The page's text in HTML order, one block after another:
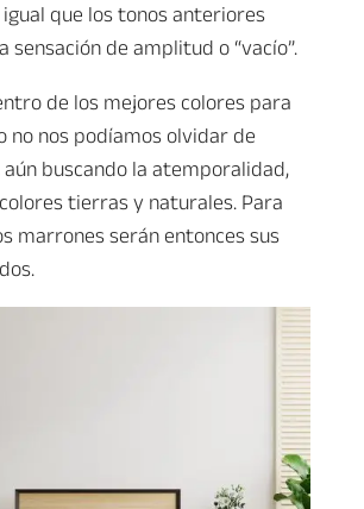
que los tonos anteriores
sensación de amplitud o “vacío”.
de los mejores colores para
no nos podíamos olvidar de
aún buscando la atemporalidad,
tierras y naturales. Para
marrones serán entonces sus